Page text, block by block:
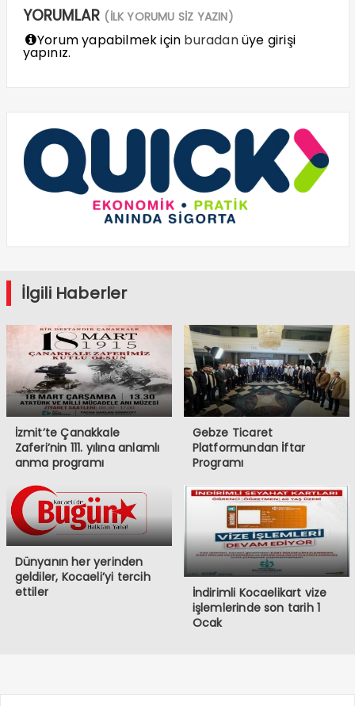
YORUMLAR (İLK YORUMU SİZ YAZIN)
Yorum yapabilmek için buradanüye girişi
yapınız.
İlgili Haberler
İzmit’te Çanakkale
Zaferi’nin 111. yılına anlamlı
anma programı
Gebze Ticaret
Platformundan İftar
Programı
Dünyanın her yerinden
geldiler, Kocaeli’yi tercih
ettiler
İndirimli Kocaelikart vize
işlemlerinde son tarih 1
Ocak